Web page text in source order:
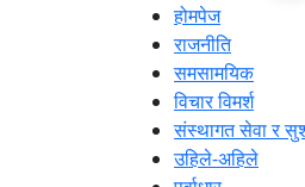
Online News Portal
होमपेज
राजनीति
समसामयिक
विचार विमर्श
संस्थागत सेवा र
उहिले-अहिले